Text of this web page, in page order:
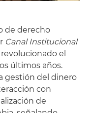
de derecho
Canal Institucional
el
últimos años.
gestión del dinero
con
de